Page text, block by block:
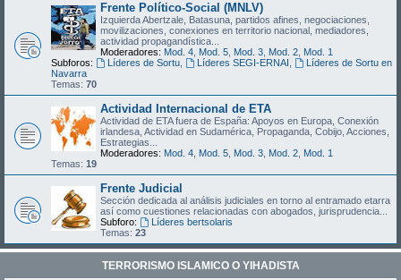
Frente Político-Social (MNLV)
Izquierda Abertzale, Batasuna, partidos afines, negociaciones,
movilizaciones, conexiones en territorio nacional, mediadores,
actividad propagandística...
Moderadores: Mod. 4 Mod. 5 Mod. 3 Mod. 2 Mod. 1
Subforos:
Líderes de Sortu, Líderes SEGI-ERNAI
Líderes de Sortu en
Navarra
Temas: 70
Actividad Internacional de ETA
Actividad de ETA fuera de España: Apoyos en Europa, Conexión
irlandesa, Actividad en Sudamérica, Propaganda, Cobijo, Acciones,
Estrategias...
Moderadores: Mod. 4 Mod. 5 Mod. 3 Mod. 2 Mod. 1
Temas: 19
Frente Judicial
Sección dedicada al análisis judiciales en torno al entramado etarra
así como cuestiones relacionadas con abogados, jurisprudencia...
Subforo:
Líderes bertsolaris
Temas: 23
TERRORISMO ISLAMICO O YIHADISTA